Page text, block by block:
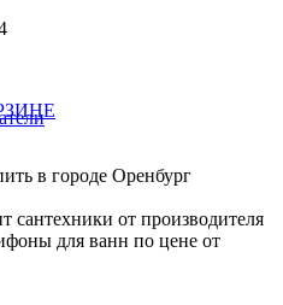
в городе Оренбург
сантехники от производителя
для ванн по цене от